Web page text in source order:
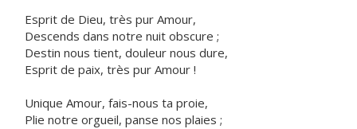
Esprit de Dieu, très pur Amour,
Descends dans notre nuit obscure ;
Destin nous tient, douleur nous dure,
Esprit de paix, très pur Amour !
Unique Amour, fais-nous ta proie,
Plie notre orgueil, panse nos plaies ;